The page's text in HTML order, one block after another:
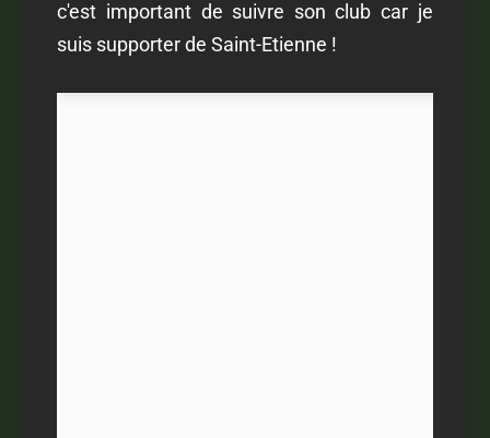
c'est important de suivre son club car je
suis supporter de Saint-Etienne !